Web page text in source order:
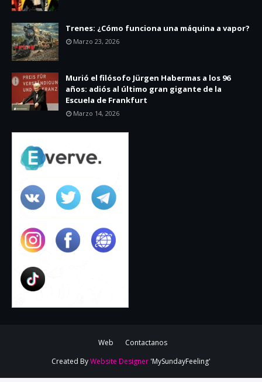
Trenes: ¿Cómo funciona una máquina a vapor?
Marzo 23, 2026
Murió el filósofo Jürgen Habermas a los 96
años: adiós al último gran gigante de la
Escuela de Frankfurt
Marzo 14, 2026
Web
Contactanos
Created ByWebsite Designer 'MySundayFeeling'